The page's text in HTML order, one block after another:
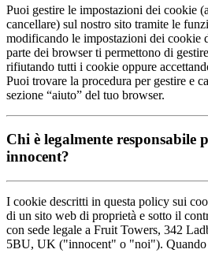
Puoi gestire le impostazioni dei cookie
cancellare) sul nostro sito tramite le
modificando le impostazioni dei cookie
parte dei browser ti permettono di
rifiutando tutti i cookie oppure
Puoi trovare la procedura per gestire e
sezione “aiuto” del tuo browser.
Chi è legalmente responsabile
innocent?
I cookie descritti in questa policy sui
di un sito web di proprietà e sotto il
con sede legale a Fruit Towers, 342
5BU, UK ("innocent" o "noi"). Quando